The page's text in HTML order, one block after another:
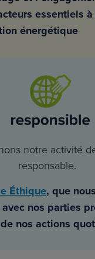
essentiels
énergétique
notre activité
responsable.
Éthique, que nous
nos parties
nos actions